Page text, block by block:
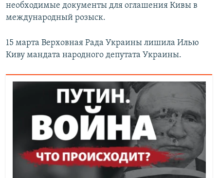
необходимые документы для оглашения Кивы в
международный розыск.
15 марта Верховная Рада Украины лишила Илью
Киву мандата народного депутата Украины.